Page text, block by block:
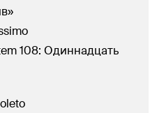
108: Одиннадцать